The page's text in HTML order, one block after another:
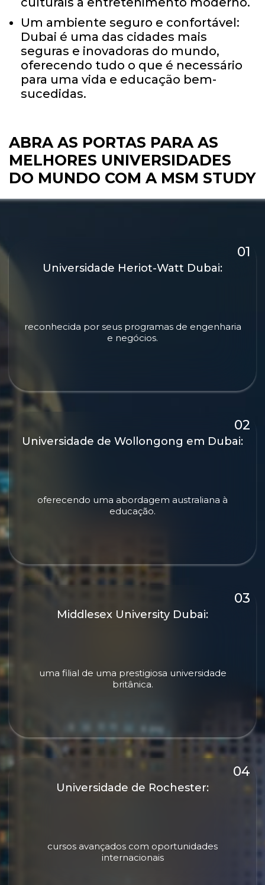
Um ambiente seguro e confortável:
Dubai é uma das cidades mais
seguras e inovadoras do mundo,
oferecendo tudo o que é necessário
para uma vida e educação bem-
sucedidas.
ABRA AS PORTAS PARA AS
MELHORES UNIVERSIDADES
DO MUNDO COM A MSM STUDY
Universidade Heriot-Watt Dubai:
reconhecida por seus programas de engenharia
e negócios.
Universidade de Wollongong em Dubai:
oferecendo uma abordagem australiana à
educação.
Middlesex University Dubai:
uma filial de uma prestigiosa universidade
britânica.
Universidade de Rochester:
cursos avançados com oportunidades
internacionais